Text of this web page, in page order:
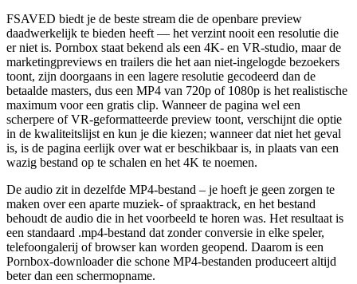
FSAVED biedt je de beste stream die de openbare preview
daadwerkelijk te bieden heeft — het verzint nooit een resolutie die
er niet is. Pornbox staat bekend als een 4K- en VR-studio, maar de
marketingpreviews en trailers die het aan niet-ingelogde bezoekers
toont, zijn doorgaans in een lagere resolutie gecodeerd dan de
betaalde masters, dus een MP4 van 720p of 1080p is het realistische
maximum voor een gratis clip. Wanneer de pagina wel een
scherpere of VR-geformatteerde preview toont, verschijnt die optie
in de kwaliteitslijst en kun je die kiezen; wanneer dat niet het geval
is, is de pagina eerlijk over wat er beschikbaar is, in plaats van een
wazig bestand op te schalen en het 4K te noemen.
De audio zit in dezelfde MP4-bestand – je hoeft je geen zorgen te
maken over een aparte muziek- of spraaktrack, en het bestand
behoudt de audio die in het voorbeeld te horen was. Het resultaat is
een standaard .mp4-bestand dat zonder conversie in elke speler,
telefoongalerij of browser kan worden geopend. Daarom is een
Pornbox-downloader die schone MP4-bestanden produceert altijd
beter dan een schermopname.